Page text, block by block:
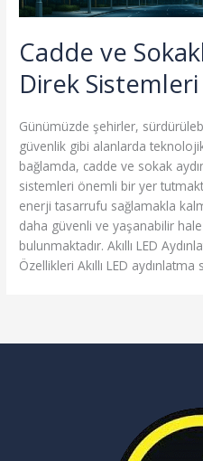
Cadde ve
Direk Sistemleri
Günümüzde şehirler,
güvenlik gibi alanlarda
bağlamda, cadde ve sokak
sistemleri önemli bir yer
enerji tasarrufu sağlamakla
daha güvenli ve yaşanabilir
bulunmaktadır. Akıllı LED
Özellikleri Akıllı LED